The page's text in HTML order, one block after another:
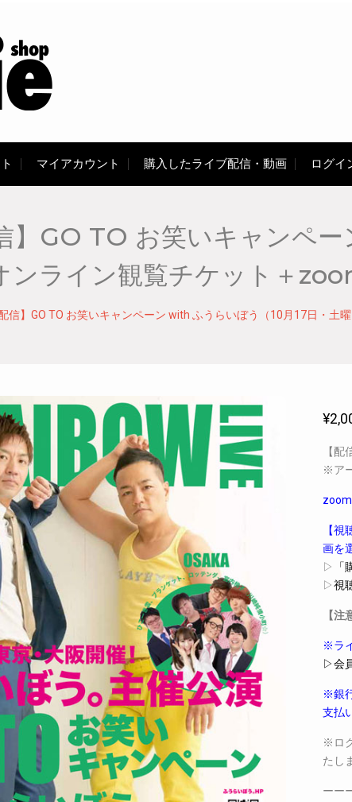
マイアカウント 購入したライブ配信・動画 ログイ
】GO TO お笑いキャンペ
ンライン観覧チケット＋
配信】GO TO お笑いキャンペーン with ふうらいぼう（10月17日・
¥
【
※ア
【
画を
▷
▷視
【
※ラ
▷会
※銀
支払
※ロ
たし
ーー